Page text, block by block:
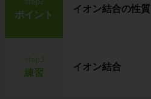
ポイント
イオン結合の性質
練習
イオン結合